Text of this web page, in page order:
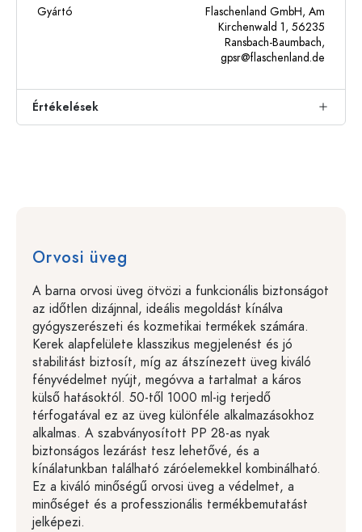
Gyártó
Flaschenland GmbH, Am
Kirchenwald 1, 56235
Ransbach-Baumbach,
gpsr@flaschenland.de
Értékelések
Orvosi üveg
A barna orvosi üveg ötvözi a funkcionális biztonságot
az időtlen dizájnnal, ideális megoldást kínálva
gyógyszerészeti és kozmetikai termékek számára.
Kerek alapfelülete klasszikus megjelenést és jó
stabilitást biztosít, míg az átszínezett üveg kiváló
fényvédelmet nyújt, megóvva a tartalmat a káros
külső hatásoktól. 50-től 1000 ml-ig terjedő
térfogatával ez az üveg különféle alkalmazásokhoz
alkalmas. A szabványosított PP 28-as nyak
biztonságos lezárást tesz lehetővé, és a
kínálatunkban található záróelemekkel kombinálható.
Ez a kiváló minőségű orvosi üveg a védelmet, a
minőséget és a professzionális termékbemutatást
jelképezi.